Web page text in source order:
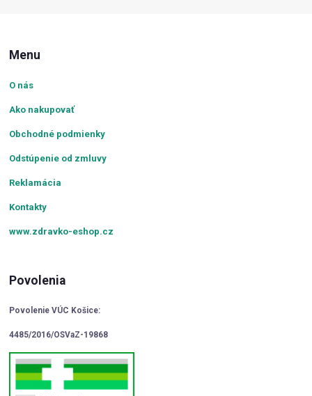
Menu
O nás
Ako nakupovať
Obchodné podmienky
Odstúpenie od zmluvy
Reklamácia
Kontakty
www.zdravko-eshop.cz
Povolenia
Povolenie VÚC Košice:
4485/2016/OSVaZ-19868